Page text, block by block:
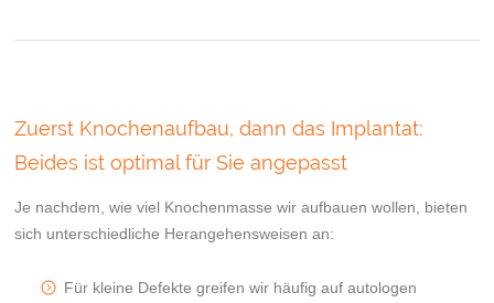
Zuerst Knochenaufbau, dann das Implantat:
Beides ist optimal für Sie angepasst
Je nachdem, wie viel Knochenmasse wir aufbauen wollen, bieten
sich unterschiedliche Herangehensweisen an:
Für kleine Defekte greifen wir häufig auf autologen